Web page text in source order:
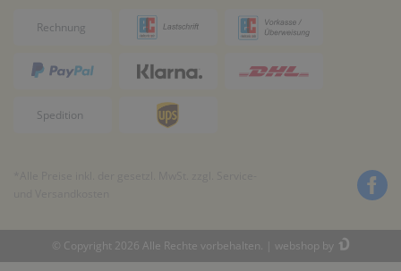
© Copyright 2026 Alle Rechte vorbehalten. | webshop by